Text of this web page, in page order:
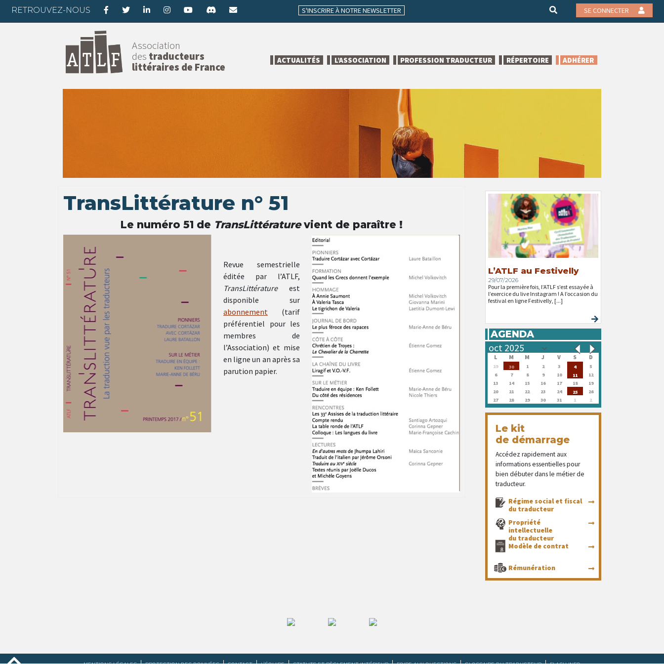
RETROUVEZ-NOUS S'INSCRIRE À NOTRE NEWSLETTER SE CONNECTER
Association
des traducteurs
littéraires de France
ACTUALITÉS L’ASSOCIATION PROFESSION TRADUCTEUR RÉPERTOIRE ADHÉRER
TransLittérature n° 51
Le numéro 51 de TransLittératurevient de paraître !
Revue semestrielle
éditée par l’ATLF,
TransLittératureest
disponible sur
abonnement (tarif
préférentiel pour les
membres de
l’Association) et mise
en ligne un an après sa
parution papier.
L’ATLF au Festivelly
29/07/2026
Pour la première fois, l’ATLF s’est essayée à
l’exercice du live Instagram ! A l’occasion du
festival en ligne Festivelly, [...]
AGENDA
L M M J V S D
29 30 1 2 3 4
5
6
7 8 9 10 11
12
13
14 15 16 17 18
19
20
21 22 23 24 25
26
27
28 29 30 31 1 2
Le kit
de démarrage
Accédez rapidement aux
informations essentielles pour
bien débuter dans le métier de
traducteur.
Régime social et fiscal
du traducteur
Propriété
intellectuelle
du traducteur
Modèle de contrat
Rémunération